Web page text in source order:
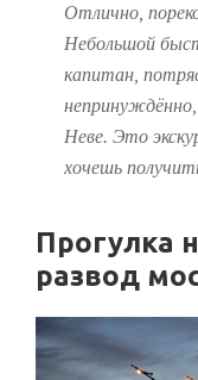
Отлично,
Небольшой
капитан,
Неве. Это
хочешь
Прогулка
развод